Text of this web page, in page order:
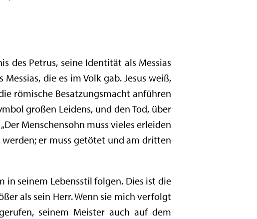
des Petrus, seine Identität als Messias
die es im Volk gab. Jesus weiß,
römische Besatzungsmacht anführen
großen Leidens, und den Tod, über
Menschensohn muss vieles erleiden
er muss getötet und am dritten
in seinem Lebensstil folgen. Dies ist die
als sein Herr. Wenn sie mich verfolgt
seinem Meister auch auf dem